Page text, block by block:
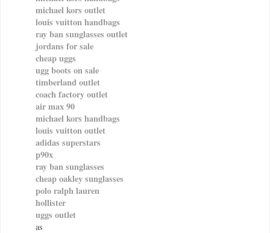
michael kors outlet
louis vuitton handbags
ray ban sunglasses outlet
jordans for sale
cheap uggs
ugg boots on sale
timberland outlet
coach factory outlet
air max 90
michael kors handbags
louis vuitton outlet
adidas superstars
p90x
ray ban sunglasses
cheap oakley sunglasses
polo ralph lauren
hollister
uggs outlet
as